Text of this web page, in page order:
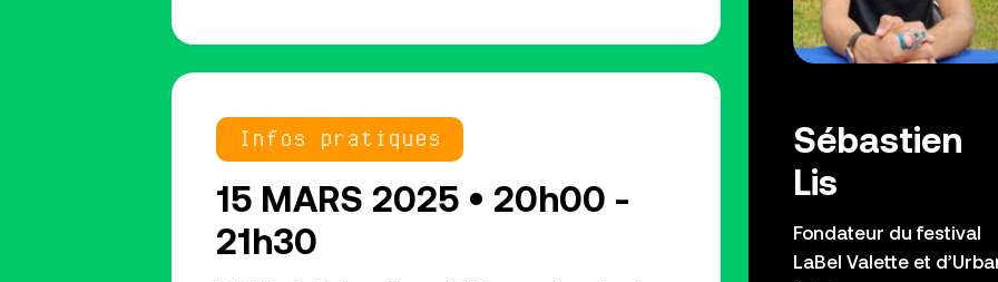
Infos pratiques
15 MARS 2025 • 20h00 -
21h30
Sébastien
Lis
Fondateur du festival
LaBel Valette et